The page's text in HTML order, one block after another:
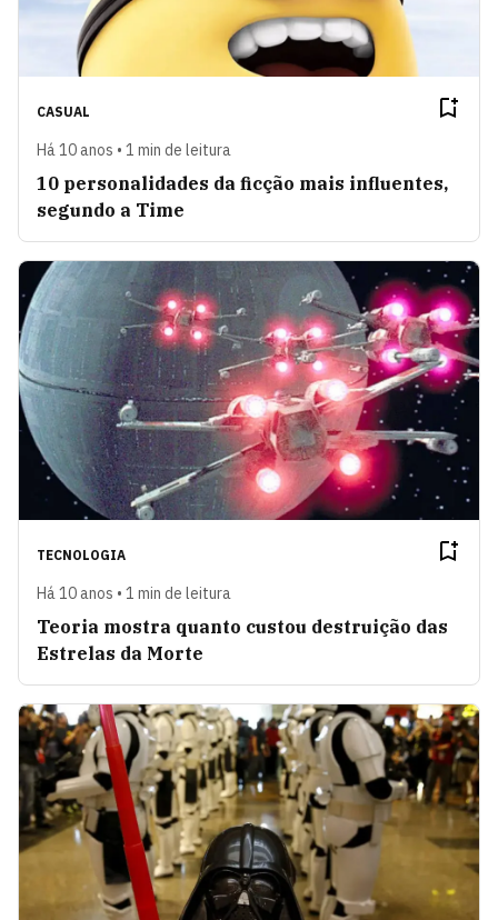
CASUAL
Há 10 anos • 1 min de leitura
10 personalidades da ficção mais influentes,
segundo a Time
TECNOLOGIA
Há 10 anos • 1 min de leitura
Teoria mostra quanto custou destruição das
Estrelas da Morte